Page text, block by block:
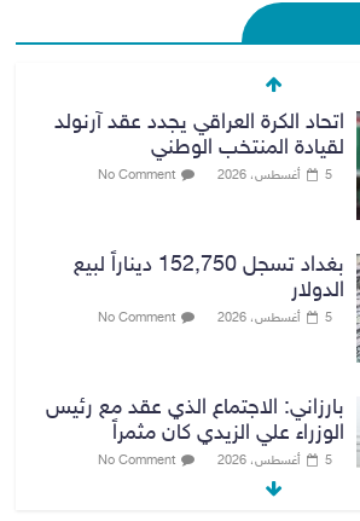
بغداد تسجل 152,750 ديناراً لبيع
الدولار
5 أغسطس، 2026 No Comment
بارزاني: الاجتماع الذي عقد مع رئيس
الوزراء علي الزيدي كان مثمراً
5 أغسطس، 2026 No Comment
وزير الخارجية يبحث مع نظيره
السعودي ترتيبات زيارة مرتقبة لوفد
أمني عراقي إلى السعودية